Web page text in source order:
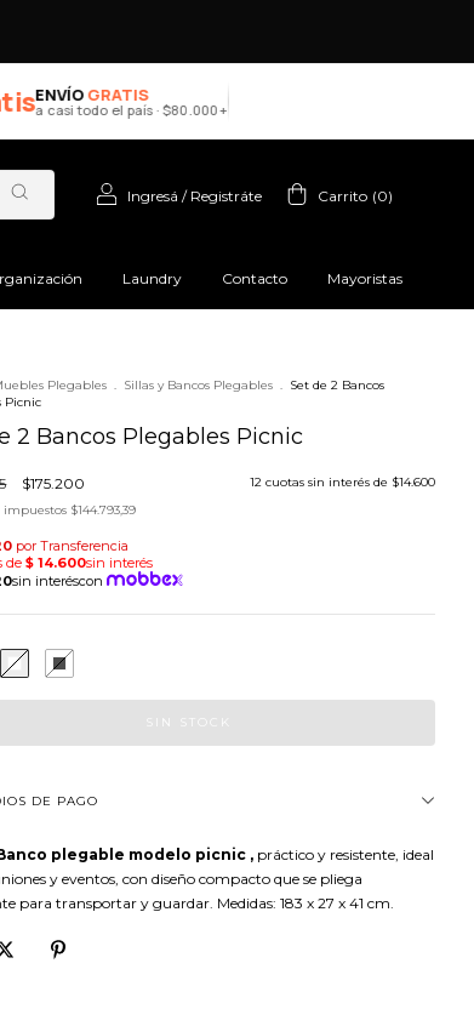
ENVÍOGRATIS
a casi todo el país · $80.000+
Ingresá / Registráte Carrito (0)
Laundry Contacto Mayoristas
Plegables . Sillas y Bancos Plegables . Set de 2 Bancos
Picnic
2 Bancos Plegables Picnic
$175.200 12 cuotas sin interés de $14.600
impuestos $144.793,39
DE PAGO
plegable modelo picnic , práctico y resistente, ideal
y eventos, con diseño compacto que se pliega
para transportar y guardar. Medidas: 183 x 27 x 41 cm.